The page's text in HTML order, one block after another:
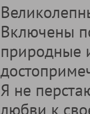
Включены
природные
Я не
любви к